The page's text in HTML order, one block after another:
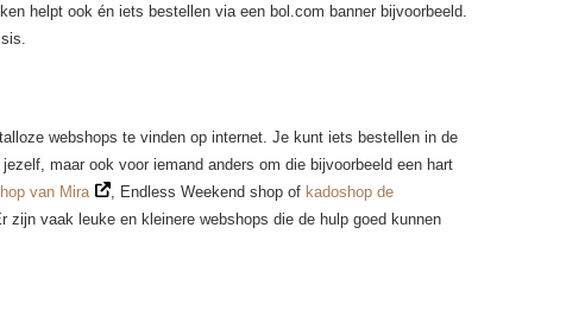
helpt ook én iets bestellen via een bol.com banner bijvoorbeeld.
webshops te vinden op internet. Je kunt iets bestellen in de
maar ook voor iemand anders om die bijvoorbeeld een hart
van Mira , Endless Weekend shop of kadoshop de
vaak leuke en kleinere webshops die de hulp goed kunnen